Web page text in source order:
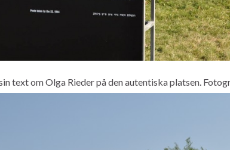
text om Olga Rieder på den autentiska platsen.